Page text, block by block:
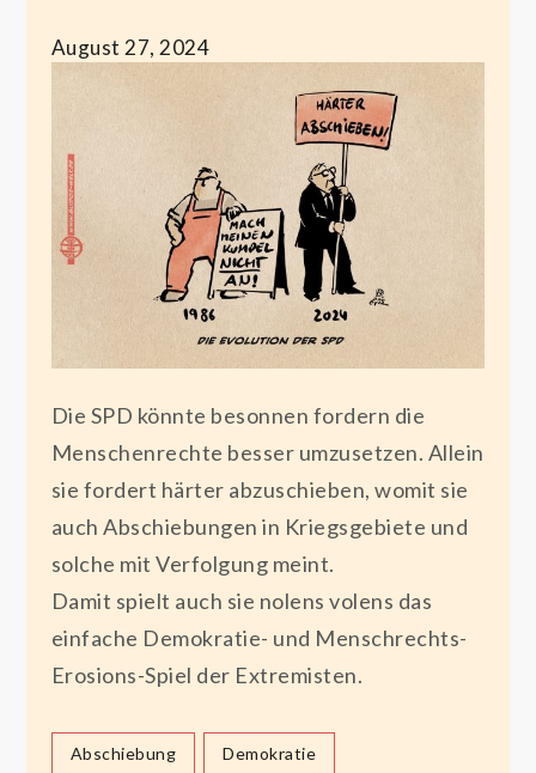
August 27, 2024
Die SPD könnte besonnen fordern die
Menschenrechte besser umzusetzen. Allein
sie fordert härter abzuschieben, womit sie
auch Abschiebungen in Kriegsgebiete und
solche mit Verfolgung meint.
Damit spielt auch sie nolens volens das
einfache Demokratie- und Menschrechts-
Erosions-Spiel der Extremisten.
Abschiebung Demokratie